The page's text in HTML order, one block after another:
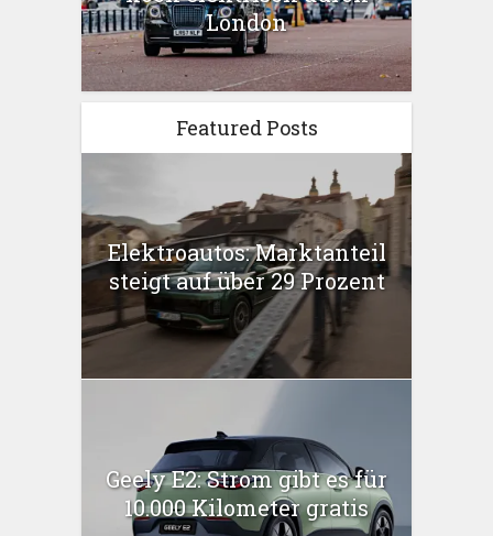
London
Featured Posts
Elektroautos: Marktanteil
steigt auf über 29 Prozent
Geely E2: Strom gibt es für
10.000 Kilometer gratis